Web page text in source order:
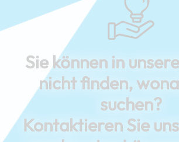
Sie können in
nicht finden,
suchen?
Kontaktieren Sie